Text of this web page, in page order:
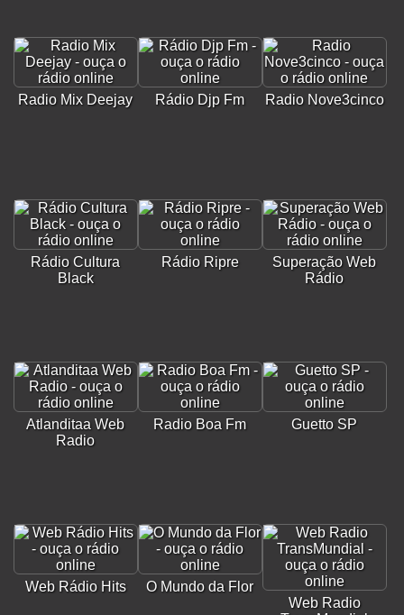
Radio Mix Deejay Rádio Djp Fm Radio Nove3cinco
Rádio Cultura
Black
Rádio Ripre
Superação Web
Rádio
Atlanditaa Web
Radio
Radio Boa Fm Guetto SP
Web Rádio Hits
O Mundo da Flor
Web Radio